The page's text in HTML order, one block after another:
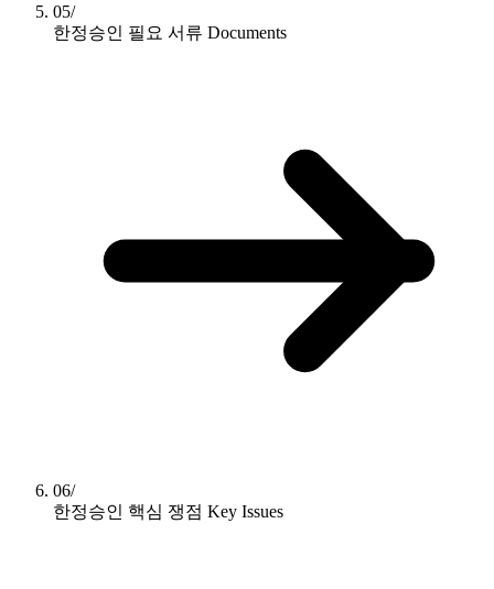
05/
한정승인 필요 서류 Documents
06/
한정승인 핵심 쟁점 Key Issues